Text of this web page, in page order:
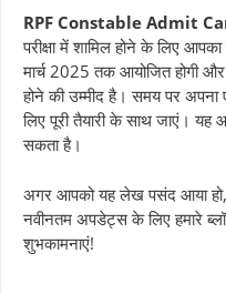
RPF Constable Admit
परीक्षा में शामिल होने के लिए
मार्च 2025 तक आयोजित होगी
होने की उम्मीद है। समय पर अपना
लिए पूरी तैयारी के साथ जाएं।
सकता है।
अगर आपको यह लेख पसंद आया
नवीनतम अपडेट्स के लिए हमारे
शुभकामनाएं!